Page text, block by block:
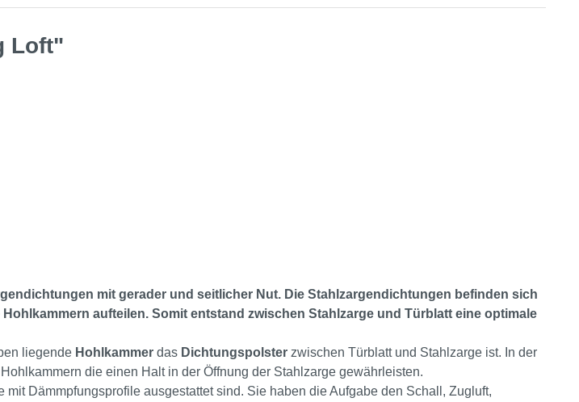
Loft"
mit gerader und seitlicher Nut. Die Stahlzargendichtungen befinden sich
aufteilen. Somit entstand zwischen Stahlzarge und Türblatt eine optimale
liegende Hohlkammer das Dichtungspolster zwischen Türblatt und Stahlzarge ist. In der
die einen Halt in der Öffnung der Stahlzarge gewährleisten.
mit Dämmpfungsprofile ausgestattet sind. Sie haben die Aufgabe den Schall, Zugluft,